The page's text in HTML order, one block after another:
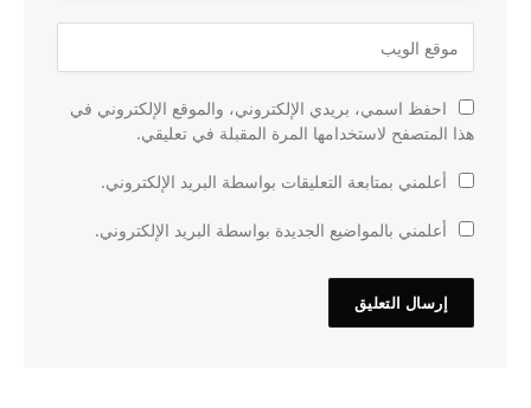
احفظ اسمي، بريدي الإلكتروني، والموقع الإلكتروني في
هذا المتصفح لاستخدامها المرة المقبلة في تعليقي.
أعلمني بمتابعة التعليقات بواسطة البريد الإلكتروني.
أعلمني بالمواضيع الجديدة بواسطة البريد الإلكتروني.